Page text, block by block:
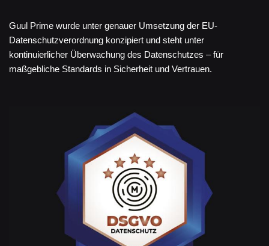
Guul Prime wurde unter genauer Umsetzung der EU-
Datenschutzverordnung konzipiert und steht unter
kontinuierlicher Überwachung des Datenschutzes – für
maßgebliche Standards in Sicherheit und Vertrauen.